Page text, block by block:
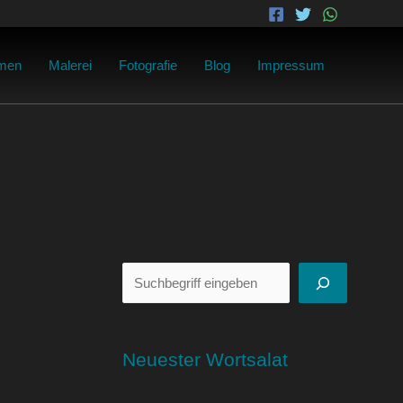
Malerei Fotografie Blog Impressum
Neuester Wortsalat